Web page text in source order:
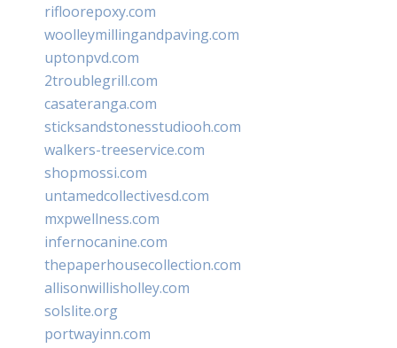
rifloorepoxy.com
woolleymillingandpaving.com
uptonpvd.com
2troublegrill.com
casateranga.com
sticksandstonesstudiooh.com
walkers-treeservice.com
shopmossi.com
untamedcollectivesd.com
mxpwellness.com
infernocanine.com
thepaperhousecollection.com
allisonwillisholley.com
solslite.org
portwayinn.com